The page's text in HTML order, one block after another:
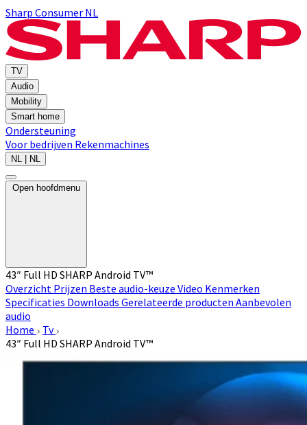
Sharp Consumer NL
TV
Audio
Mobility
Smart home
Ondersteuning
Voor bedrijven Rekenmachines
NL | NL
Open hoofdmenu
43″ Full HD SHARP Android TV™
Overzicht Prijzen Beste audio-keuze Video Kenmerken
Specificaties Downloads Gerelateerde producten Aanbevolen
audio
Home
Tv
43″ Full HD SHARP Android TV™